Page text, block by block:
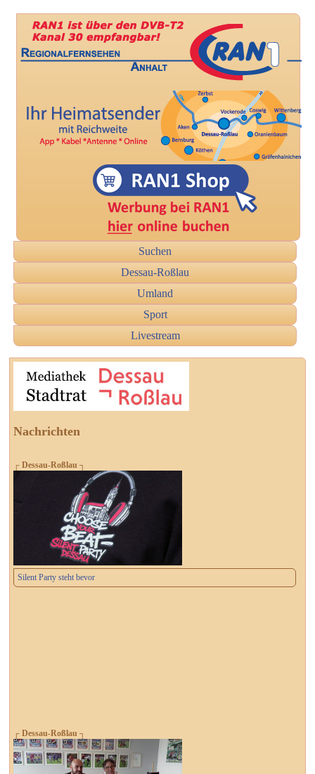
Suchen
Dessau-Roßlau
Umland
Sport
Livestream
Nachrichten
┌ Dessau-Roßlau ┐
Silent Party steht bevor
┌ Dessau-Roßlau ┐